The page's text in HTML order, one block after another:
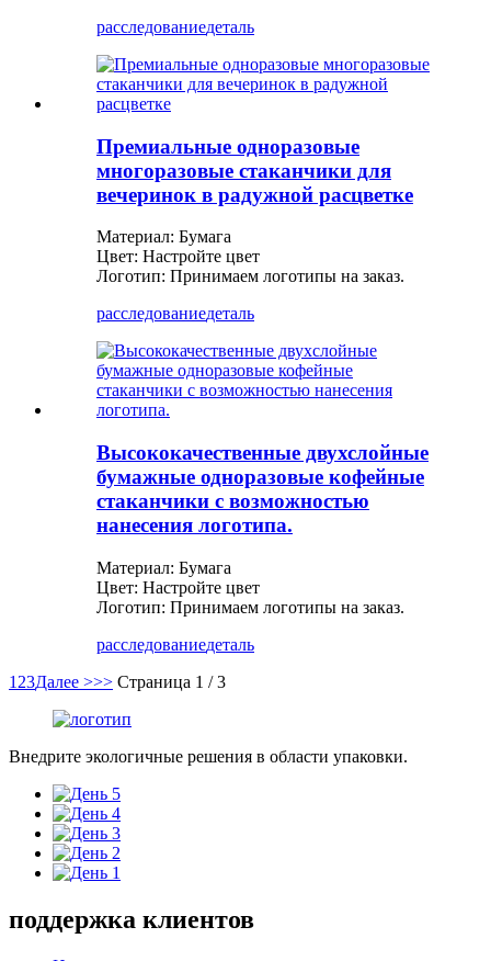
расследованиедеталь
Премиальные одноразовые
многоразовые стаканчики для
вечеринок в радужной расцветке
Материал: Бумага
Цвет: Настройте цвет
Логотип: Принимаем логотипы на заказ.
расследованиедеталь
Высококачественные двухслойные
бумажные одноразовые кофейные
стаканчики с возможностью
нанесения логотипа.
Материал: Бумага
Цвет: Настройте цвет
Логотип: Принимаем логотипы на заказ.
расследованиедеталь
1 23Далее >>> Страница 1 / 3
Внедрите экологичные решения в области упаковки.
поддержка клиентов